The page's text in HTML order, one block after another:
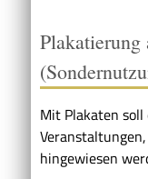
Plakatierung
Mit Plakaten soll
hingewiesen